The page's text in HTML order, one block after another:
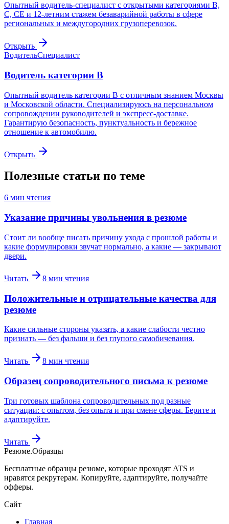
Опытный водитель-специалист с открытыми категориями B,
C, CE и 12-летним стажем безаварийной работы в сфере
региональных и междугородних грузоперевозок.
Открыть
ВодительСпециалист
Водитель категории B
Опытный водитель категории B с отличным знанием Москвы
и Московской области. Специализируюсь на персональном
сопровождении руководителей и экспресс-доставке.
Гарантирую безопасность, пунктуальность и бережное
отношение к автомобилю.
Открыть
Полезные статьи по теме
6 мин чтения
Указание причины увольнения в резюме
Стоит ли вообще писать причину ухода с прошлой работы и
какие формулировки звучат нормально, а какие — закрывают
двери.
Читать 8 мин чтения
Положительные и отрицательные качества для
резюме
Какие сильные стороны указать, а какие слабости честно
признать — без фальши и без глупого самобичевания.
Читать 8 мин чтения
Образец сопроводительного письма к резюме
Три готовых шаблона сопроводительных под разные
ситуации: с опытом, без опыта и при смене сферы. Берите и
адаптируйте.
Читать
Резюме.Образцы
Бесплатные образцы резюме, которые проходят ATS и
нравятся рекрутерам. Копируйте, адаптируйте, получайте
офферы.
Сайт
Главная